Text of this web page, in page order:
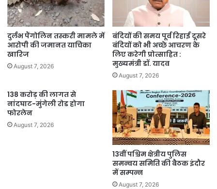
दुर्लभ पैंगोलिन तस्करी मामले में
आरोपी की जमानत याचिका
खारिज
August 7, 2026
बंदियों की समय पूर्व रिहाई दूसरे
बंदियों को भी अच्छे आचरण के
लिए करेगी प्रोत्साहित :
मुख्यमंत्री डॉ. यादव
August 7, 2026
138 करोड़ की लागत से
नांदघाट-मुंगेली रोड होगा
फोरलेन
August 7, 2026
13वीं पश्चिम क्षेत्रीय पुलिस
समन्वय समिति की बैठक इंदौर
में सम्पन्न
August 7, 2026